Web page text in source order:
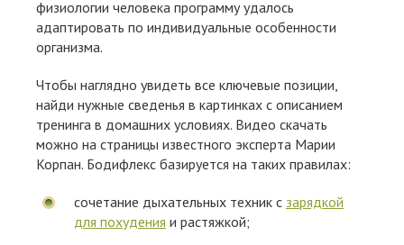
физиологии человека программу удалось
адаптировать по индивидуальные особенности
организма.
Чтобы наглядно увидеть все ключевые позиции,
найди нужные сведенья в картинках с описанием
тренинга в домашних условиях. Видео скачать
можно на страницы известного эксперта Марии
Корпан. Бодифлекс базируется на таких правилах:
сочетание дыхательных техник с зарядкой
для похудения и растяжкой;